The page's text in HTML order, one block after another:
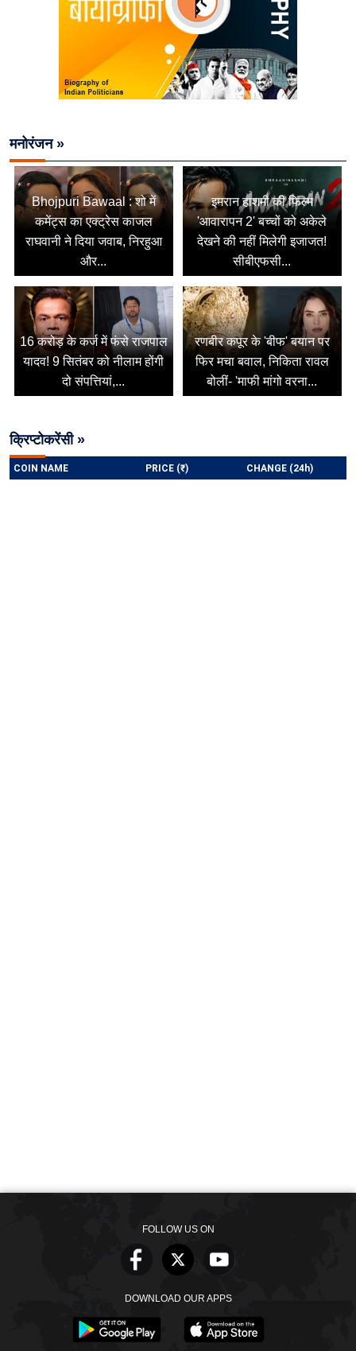
मनोरंजन »
Bhojpuri Bawaal : शो में
कमेंट्स का एक्ट्रेस काजल
राघवानी ने दिया जवाब, निरहुआ
और...
इमरान हाशमी की फिल्म
'आवारापन 2' बच्चों को अकेले
देखने की नहीं मिलेगी इजाजत!
सीबीएफसी...
16 करोड़ के कर्ज में फंसे राजपाल
यादव! 9 सितंबर को नीलाम होंगी
दो संपत्तियां,...
रणबीर कपूर के 'बीफ' बयान पर
फिर मचा बवाल, निकिता रावल
बोलीं- 'माफी मांगो वरना...
क्रिप्टोकरेंसी »
FOLLOW US ON
DOWNLOAD OUR APPS